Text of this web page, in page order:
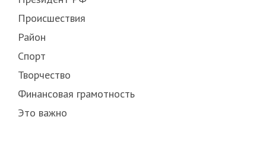
Происшествия
Район
Спорт
Творчество
Финансовая грамотность
Это важно